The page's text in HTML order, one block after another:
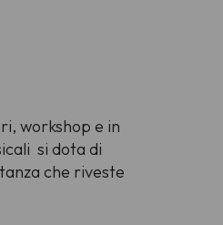
workshop e in
si dota di
che riveste